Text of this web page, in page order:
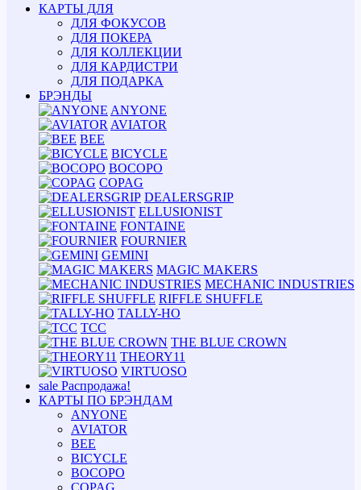
КАРТЫ ДЛЯ
ДЛЯ ФОКУСОВ
ДЛЯ ПОКЕРА
ДЛЯ КОЛЛЕКЦИИ
ДЛЯ КАРДИСТРИ
ДЛЯ ПОДАРКА
БРЭНДЫ
ANYONE
AVIATOR
BEE
BICYCLE
BOCOPO
COPAG
DEALERSGRIP
ELLUSIONIST
FONTAINE
FOURNIER
GEMINI
MAGIC MAKERS
MECHANIC INDUSTRIES
RIFFLE SHUFFLE
TALLY-HO
TCC
THE BLUE CROWN
THEORY11
VIRTUOSO
sale Распродажа!
КАРТЫ ПО БРЭНДАМ
ANYONE
AVIATOR
BEE
BICYCLE
BOCOPO
COPAG